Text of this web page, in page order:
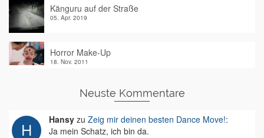
Känguru auf der Straße
05. Apr. 2019
Horror Make-Up
18. Nov. 2011
Neuste Kommentare
Hansy zu Zeig mir deinen besten Dance Move!:
Ja mein Schatz, ich bin da.